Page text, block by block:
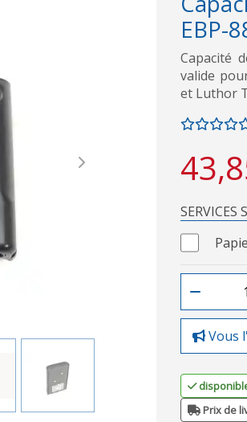
Next
EBP-
Capacité
valide
et Luthor
SERVICES
Vous
Prix de